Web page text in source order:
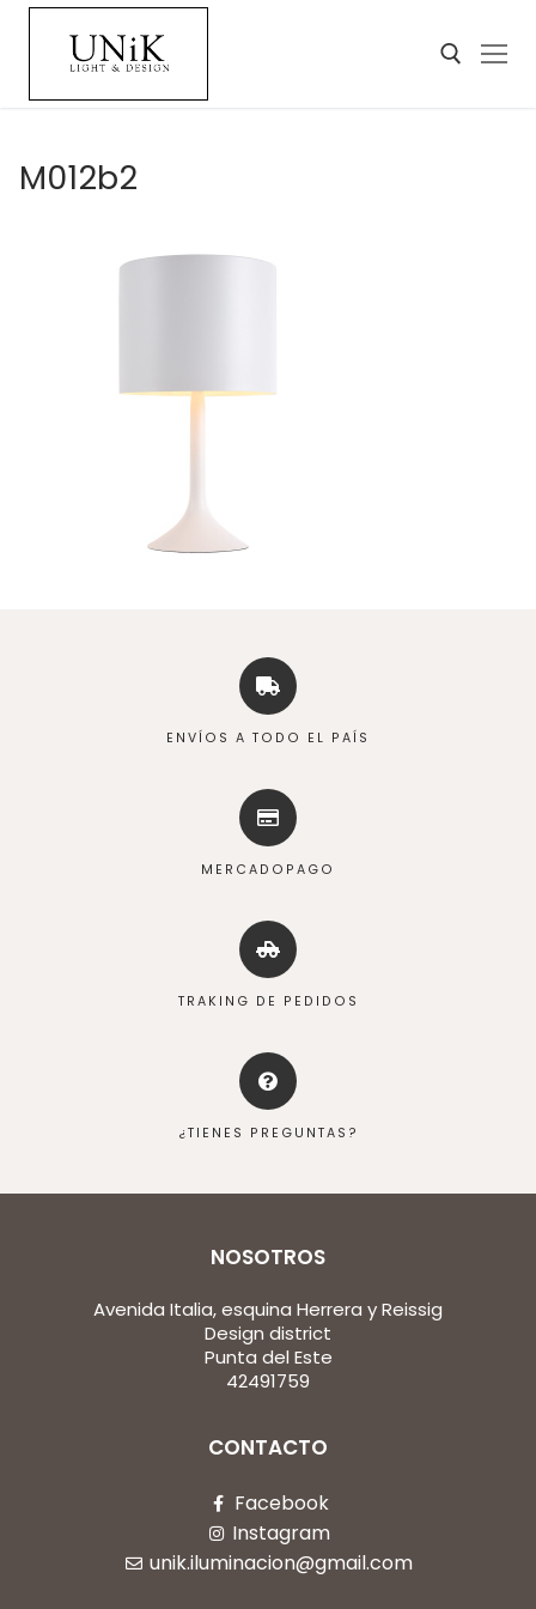
M012b2
ENVÍOS A TODO EL PAÍS
MERCADOPAGO
TRAKING DE PEDIDOS
¿TIENES PREGUNTAS?
NOSOTROS
Avenida Italia, esquina Herrera y Reissig
Design district
Punta del Este
42491759
CONTACTO
Facebook
Instagram
unik.iluminacion@gmail.com